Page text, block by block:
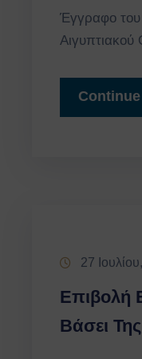
Έγγραφο
27
Επιβολή
Βάσει